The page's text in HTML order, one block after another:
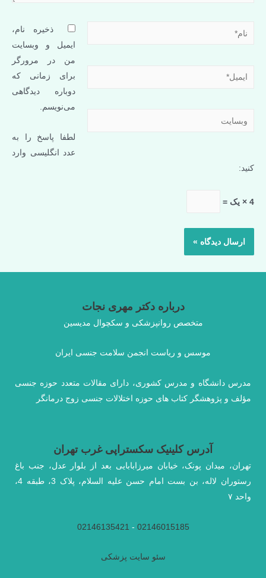
نام*
ایمیل*
وبسایت
ذخیره نام،
ایمیل و وبسایت
من در مرورگر
برای زمانی که
دوباره دیدگاهی
می‌نویسم.
لطفا پاسخ را به
عدد انگلیسی وارد
کنید:
4 × یک =
درباره دکتر مهری نجات
متخصص روانپزشکی و سکچوال مدیسین
موسس و ریاست انجمن سلامت جنسی ایران
مدرس دانشگاه و مدرس کشوری، دارای مقالات متعدد حوزه جنسی
مؤلف و پژوهشگر کتاب های حوزه اختلالات جنسی زوج درمانگر
آدرس کلینیک سکستراپی غرب تهران
تهران، میدان پونک، خیابان میرزابابایی بعد از بلوار عدل، جنب باغ
رستوران لاله، بن بست امام حسن علیه السلام، پلاک 3، طبقه 4،
واحد ۷
02146015185
-
02146135421
سئو سایت پزشکی